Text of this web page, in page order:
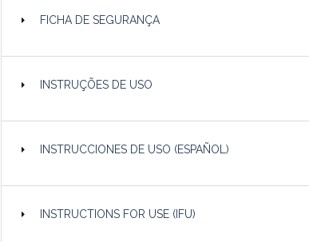
FICHA DE SEGURANÇA
INSTRUÇÕES DE USO
INSTRUCCIONES DE USO (ESPAÑOL)
INSTRUCTIONS FOR USE (IFU)